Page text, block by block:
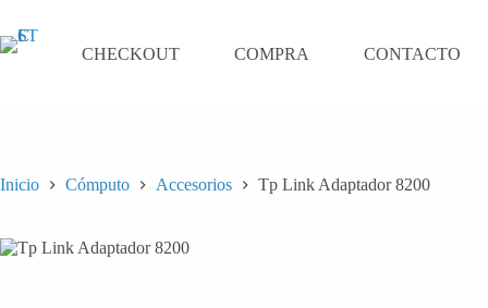
contenido
CHECKOUT COMPRA CONTACTO
Inicio Cómputo Accesorios Tp Link Adaptador 8200